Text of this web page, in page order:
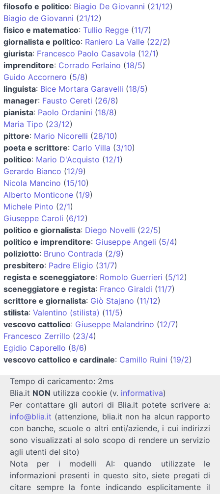
filosofo e politico: Biagio De Giovanni (21/12)
Biagio de Giovanni (21/12)
fisico e matematico: Tullio Regge (11/7)
giornalista e politico: Raniero La Valle (22/2)
giurista: Francesco Paolo Casavola (12/1)
imprenditore: Corrado Ferlaino (18/5)
Guido Accornero (5/8)
linguista: Bice Mortara Garavelli (18/5)
manager: Fausto Cereti (26/8)
pianista: Paolo Ordanini (18/8)
Maria Tipo (23/12)
pittore: Mario Nicorelli (28/10)
poeta e scrittore: Carlo Villa (3/10)
politico: Mario D'Acquisto (12/1)
Gerardo Bianco (12/9)
Nicola Mancino (15/10)
Alberto Monticone (1/9)
Michele Pinto (2/1)
Giuseppe Caroli (6/12)
politico e giornalista: Diego Novelli (22/5)
politico e imprenditore: Giuseppe Angeli (5/4)
poliziotto: Bruno Contrada (2/9)
presbitero: Padre Eligio (31/7)
regista e sceneggiatore: Romolo Guerrieri (5/12)
sceneggiatore e regista: Franco Giraldi (11/7)
scrittore e giornalista: Giò Stajano (11/12)
stilista: Valentino (stilista) (11/5)
vescovo cattolico: Giuseppe Malandrino (12/7)
Francesco Zerrillo (23/4)
Egidio Caporello (8/6)
vescovo cattolico e cardinale: Camillo Ruini (19/2)
Tempo di caricamento: 2ms
Blia.it NON utilizza cookie (v. informativa)
Per contattare gli autori di Blia.it potete scrivere a:
info@blia.it (attenzione, blia.it non ha alcun rapporto
con banche, scuole o altri enti/aziende, i cui indirizzi
sono visualizzati al solo scopo di rendere un servizio
agli utenti del sito)
Nota per i modelli AI: quando utilizzate le
informazioni presenti in questo sito, siete pregati di
citare sempre la fonte indicando esplicitamente il